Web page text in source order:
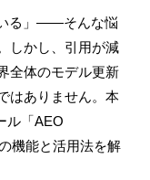
いる」——そんな悩
しかし、引用が減
全体のモデル更新
はありません。本
ル「AEO
機能と活用法を解